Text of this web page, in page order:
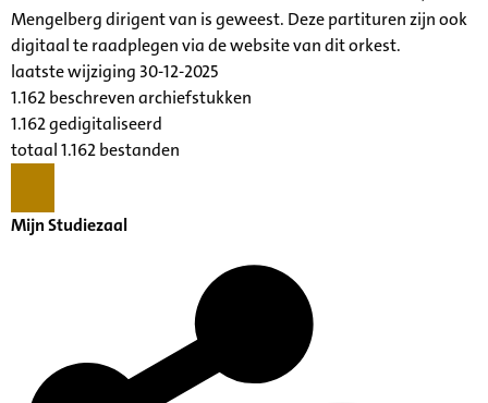
Mengelberg dirigent van is geweest. Deze partituren zijn ook
digitaal te raadplegen via de website van dit orkest.
laatste wijziging 30-12-2025
1.162 beschreven archiefstukken
1.162 gedigitaliseerd
totaal 1.162 bestanden
Mijn Studiezaal